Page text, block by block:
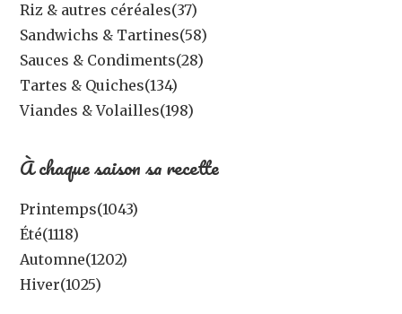
Riz & autres céréales(37)
Sandwichs & Tartines(58)
Sauces & Condiments(28)
Tartes & Quiches(134)
Viandes & Volailles(198)
À chaque saison sa recette
Printemps(1043)
Été(1118)
Automne(1202)
Hiver(1025)